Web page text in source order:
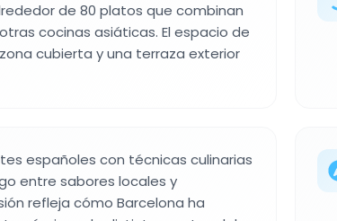
de 80 platos que combinan
cocinas asiáticas. El espacio de
cubierta y una terraza exterior
españoles con técnicas culinarias
entre sabores locales y
refleja cómo Barcelona ha